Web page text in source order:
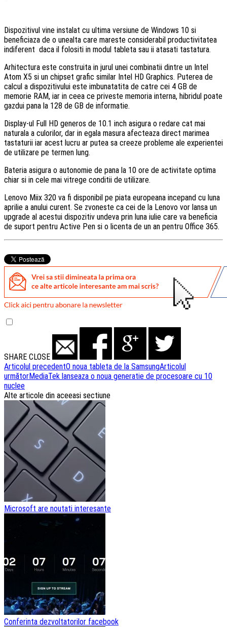
Dispozitivul vine instalat cu ultima versiune de Windows 10 si
beneficiaza de o unealta care mareste considerabil productivitatea
indiferent daca il folositi in modul tableta sau ii atasati tastatura.
Arhitectura este construita in jurul unei combinatii dintre un Intel
Atom X5 si un chipset grafic similar Intel HD Graphics. Puterea de
calcul a dispozitivului este imbunatatita de catre cei 4 GB de
memorie RAM, iar in ceea ce priveste memoria interna, hibridul poate
gazdui pana la 128 de GB de informatie.
Display-ul Full HD generos de 10.1 inch asigura o redare cat mai
naturala a culorilor, dar in egala masura afecteaza direct marimea
tastaturii iar acest lucru ar putea sa creeze probleme ale experientei
de utilizare pe termen lung.
Bateria asigura o autonomie de pana la 10 ore de activitate optima
chiar si in cele mai vitrege conditii de utilizare.
Lenovo Miix 320 va fi disponibil pe piata europeana incepand cu luna
aprilie a anului curent. Se zvoneste ca cei de la Lenovo vor lansa un
upgrade al acestui dispozitiv undeva prin luna iulie care va beneficia
de suport pentru Active Pen si o licenta de un an pentru Office 365.
SHARE CLOSE
Navigare
articole
Articolul precedentO noua tableta de la SamsungArticolul
următorMediaTek lanseaza o noua generatie de procesoare cu 10
nuclee
Alte articole din aceeasi sectiune
Microsoft are noutati interesante
Conferinta dezvoltatorilor facebook